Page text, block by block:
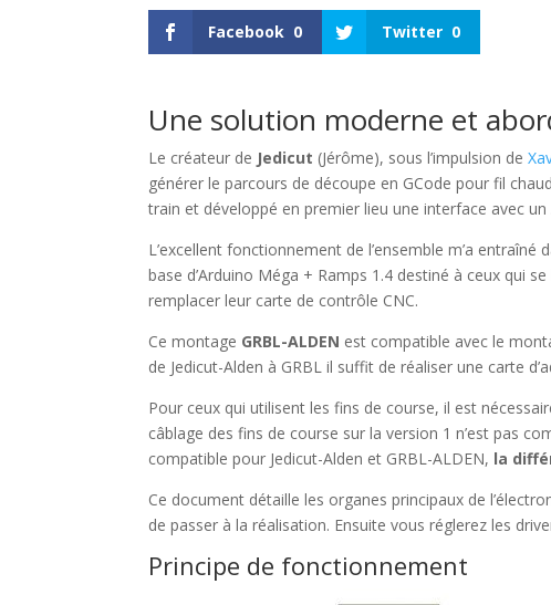
Facebook 0 Twitter 0
Une solution moderne et
Le créateur de Jedicut (Jérôme), sous l’impulsion de
générer le parcours de découpe en GCode pour fil
train et développé en premier lieu une interface avec
L’excellent fonctionnement de l’ensemble m’a
base d’Arduino Méga + Ramps 1.4 destiné à ceux qui
remplacer leur carte de contrôle CNC.
Ce montage GRBL-ALDEN est compatible avec le
de Jedicut-Alden à GRBL il suffit de réaliser une carte
Pour ceux qui utilisent les fins de course, il est
câblage des fins de course sur la version 1 n’est pas
compatible pour Jedicut-Alden et GRBL-ALDEN, la
Ce document détaille les organes principaux de
de passer à la réalisation. Ensuite vous réglerez les
Principe de fonctionnement